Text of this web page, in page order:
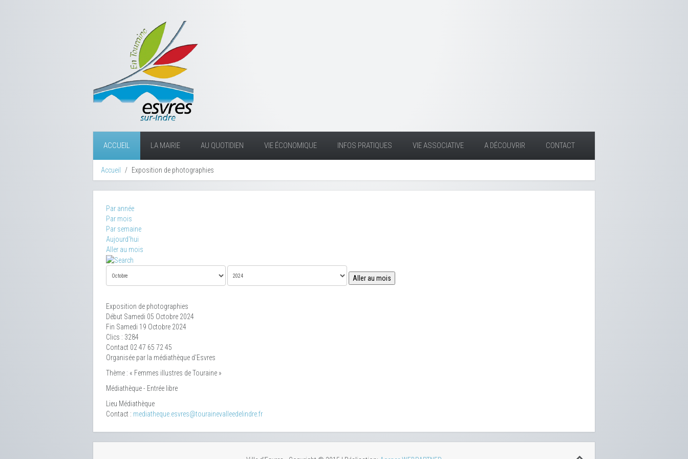
ACCUEIL LA MAIRIE AU QUOTIDIEN VIE ÉCONOMIQUE INFOS PRATIQUES VIE ASSOCIATIVE A DÉCOUVRIR CONTACT
Accueil Exposition de photographies
Par année
Par mois
Par semaine
Aujourd'hui
Aller au mois
Aller au mois
Exposition de photographies
Début Samedi 05 Octobre 2024
Fin Samedi 19 Octobre 2024
Clics : 3284
Contact 02 47 65 72 45
Organisée par la médiathèque d'Esvres
Thème : « Femmes illustres de Touraine »
Médiathèque - Entrée libre
Lieu Médiathèque
Contact : mediatheque.esvres@tourainevalleedelindre.fr